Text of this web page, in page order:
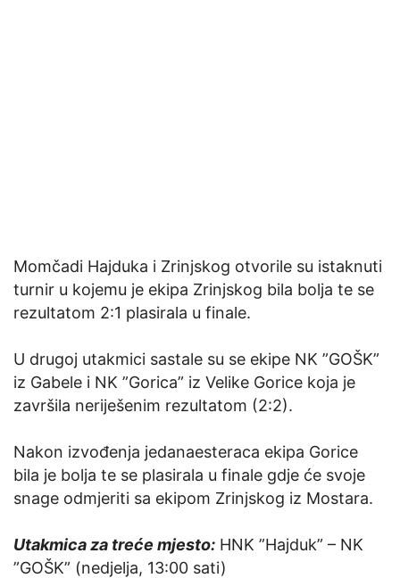
Momčadi Hajduka i Zrinjskog otvorile su istaknuti
turnir u kojemu je ekipa Zrinjskog bila bolja te se
rezultatom 2:1 plasirala u finale.
U drugoj utakmici sastale su se ekipe NK ”GOŠK”
iz Gabele i NK ”Gorica” iz Velike Gorice koja je
završila neriješenim rezultatom (2:2).
Nakon izvođenja jedanaesteraca ekipa Gorice
bila je bolja te se plasirala u finale gdje će svoje
snage odmjeriti sa ekipom Zrinjskog iz Mostara.
Utakmica za treće mjesto: HNK ”Hajduk” – NK
”GOŠK” (nedjelja, 13:00 sati)